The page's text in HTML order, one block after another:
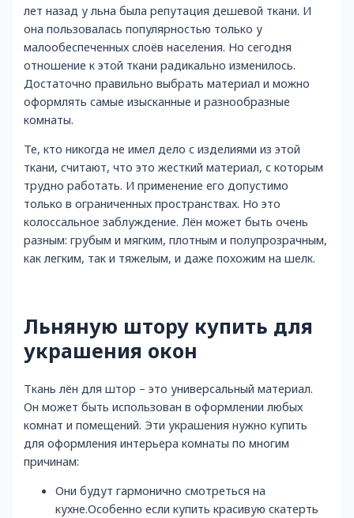
лет назад у льна была репутация дешевой ткани. И
она пользовалась популярностью только у
малообеспеченных слоёв населения. Но сегодня
отношение к этой ткани радикально изменилось.
Достаточно правильно выбрать материал и можно
оформлять самые изысканные и разнообразные
комнаты.
Те, кто никогда не имел дело с изделиями из этой
ткани, считают, что это жесткий материал, с которым
трудно работать. И применение его допустимо
только в ограниченных пространствах. Но это
колоссальное заблуждение. Лён может быть очень
разным: грубым и мягким, плотным и полупрозрачным,
как легким, так и тяжелым, и даже похожим на шелк.
Льняную штору купить для
украшения окон
Ткань лён для штор – это универсальный материал.
Он может быть использован в оформлении любых
комнат и помещений. Эти украшения нужно купить
для оформления интерьера комнаты по многим
причинам:
Они будут гармонично смотреться на
кухне.Особенно если купить красивую скатерть